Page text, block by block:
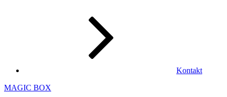
Kontakt
MAGIC BOX